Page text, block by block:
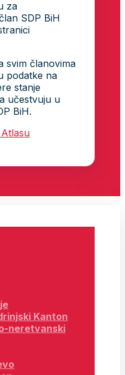
za
SDP BiH
svim članovima
podatke na
stanje
učestvuju u
BiH.
Kanton
neretvanski